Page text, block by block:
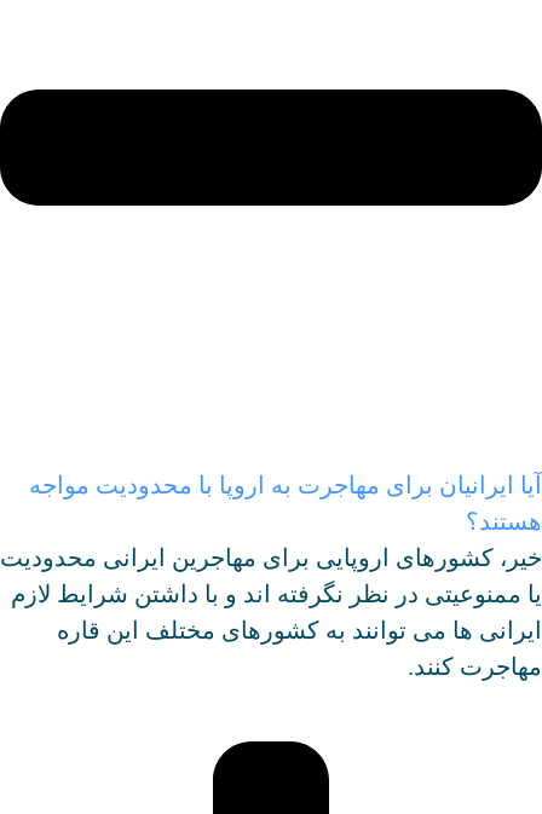
ایرانیان برای مهاجرت به اروپا با محدودیت مواجه
کشورهای اروپایی برای مهاجرین ایرانی محدودیت
ممنوعیتی در نظر نگرفته اند و با داشتن شرایط لازم
ها می توانند به کشورهای مختلف این قاره
کنند.